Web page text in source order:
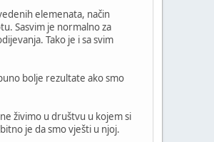
elemenata, način
Sasvim je normalno za
Tako je i sa svim
bolje rezultate ako smo
živimo u društvu u kojem si
je da smo vješti u njoj.